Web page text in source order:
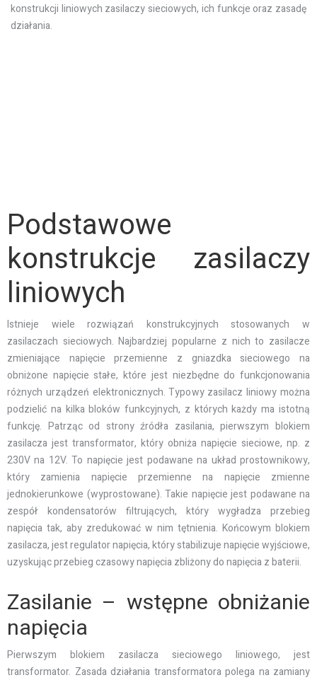
konstrukcji liniowych zasilaczy sieciowych, ich funkcje oraz zasadę
działania.
Podstawowe
konstrukcje zasilaczy
liniowych
Istnieje wiele rozwiązań konstrukcyjnych stosowanych w
zasilaczach sieciowych. Najbardziej popularne z nich to zasilacze
zmieniające napięcie przemienne z gniazdka sieciowego na
obniżone napięcie stałe, które jest niezbędne do funkcjonowania
różnych urządzeń elektronicznych. Typowy zasilacz liniowy można
podzielić na kilka bloków funkcyjnych, z których każdy ma istotną
funkcję. Patrząc od strony źródła zasilania, pierwszym blokiem
zasilacza jest transformator, który obniża napięcie sieciowe, np. z
230V na 12V. To napięcie jest podawane na układ prostownikowy,
który zamienia napięcie przemienne na napięcie zmienne
jednokierunkowe (wyprostowane). Takie napięcie jest podawane na
zespół kondensatorów filtrujących, który wygładza przebieg
napięcia tak, aby zredukować w nim tętnienia. Końcowym blokiem
zasilacza, jest regulator napięcia, który stabilizuje napięcie wyjściowe,
uzyskując przebieg czasowy napięcia zbliżony do napięcia z baterii.
Zasilanie – wstępne obniżanie
napięcia
Pierwszym blokiem zasilacza sieciowego liniowego, jest
transformator. Zasada działania transformatora polega na zamiany